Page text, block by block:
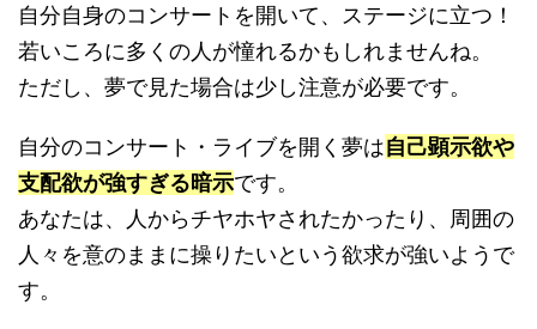
自分自身のコンサートを開いて、ステージに立つ！
若いころに多くの人が憧れるかもしれませんね。
ただし、夢で見た場合は少し注意が必要です。
自分のコンサート・ライブを開く夢は自己顕示欲や
支配欲が強すぎる暗示です。
あなたは、人からチヤホヤされたかったり、周囲の
人々を意のままに操りたいという欲求が強いようで
す。